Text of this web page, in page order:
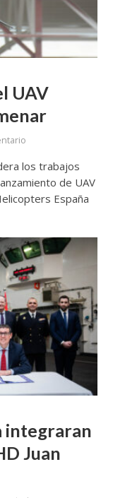
UAV
los trabajos
de UAV
España
integraran
Juan